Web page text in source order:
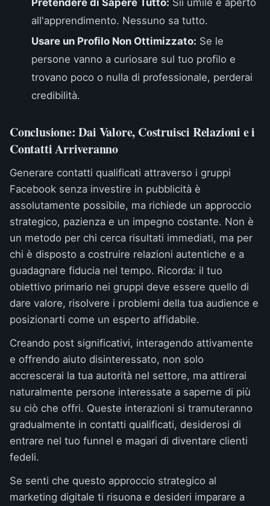
Pretendere di Sapere Tutto: Sii umile e aperto
all'apprendimento. Nessuno sa tutto.
Usare un Profilo Non Ottimizzato: Se le
persone vanno a curiosare sul tuo profilo e
trovano poco o nulla di professionale, perderai
credibilità.
Conclusione: Dai Valore, Costruisci Relazioni e i
Contatti Arriveranno
Generare contatti qualificati attraverso i gruppi
Facebook senza investire in pubblicità è
assolutamente possibile, ma richiede un approccio
strategico, pazienza e un impegno costante. Non è
un metodo per chi cerca risultati immediati, ma per
chi è disposto a costruire relazioni autentiche e a
guadagnare fiducia nel tempo. Ricorda: il tuo
obiettivo primario nei gruppi deve essere quello di
dare valore, risolvere i problemi della tua audience e
posizionarti come un esperto affidabile.
Creando post significativi, interagendo attivamente
e offrendo aiuto disinteressato, non solo
accrescerai la tua autorità nel settore, ma attirerai
naturalmente persone interessate a saperne di più
su ciò che offri. Queste interazioni si tramuteranno
gradualmente in contatti qualificati, desiderosi di
entrare nel tuo funnel e magari di diventare clienti
fedeli.
Se senti che questo approccio strategico al
marketing digitale ti risuona e desideri imparare a